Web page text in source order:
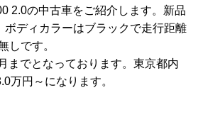
2.0の中古車をご紹介します。新品
ボディカラーはブラックで走行距離
しです。
までとなっております。東京都内
万円～になります。